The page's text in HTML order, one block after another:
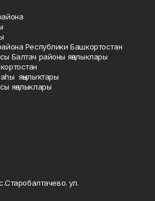
Республики Башкортостан
Балтач районы яңалыклары
яңылыҡтары
яңалыклары
ул.